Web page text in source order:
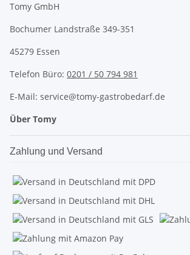
Tomy GmbH
Bochumer Landstraße 349-351
45279 Essen
Telefon Büro: 0201 / 50 794 981
E-Mail: service@tomy-gastrobedarf.de
Über Tomy
Zahlung und Versand